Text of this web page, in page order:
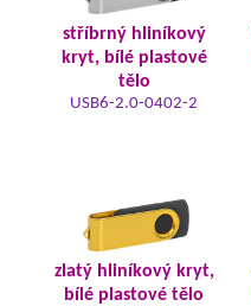
stříbrný hliníkový
kryt, bílé plastové
tělo
USB6-2.0-0402-2
zlatý hliníkový kryt,
bílé plastové tělo